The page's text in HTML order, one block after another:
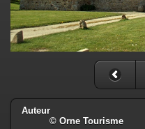
Auteur
© Orne Tourisme